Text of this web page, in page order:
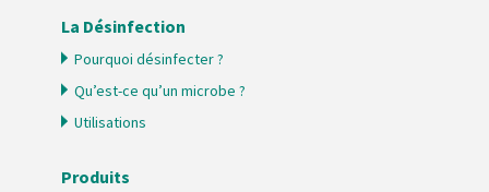
La Désinfection
Pourquoi désinfecter ?
Qu’est-ce qu’un microbe ?
Utilisations
Produits